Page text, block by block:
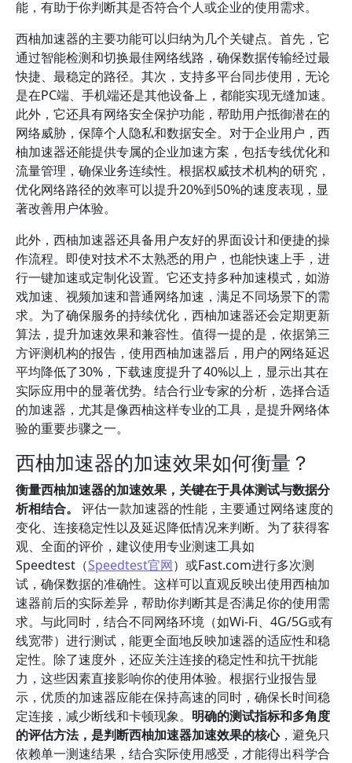
能，有助于你判断其是否符合个人或企业的使用需求。
西柚加速器的主要功能可以归纳为几个关键点。首先，它
通过智能检测和切换最佳网络线路，确保数据传输经过最
快捷、最稳定的路径。其次，支持多平台同步使用，无论
是在PC端、手机端还是其他设备上，都能实现无缝加速。
此外，它还具有网络安全保护功能，帮助用户抵御潜在的
网络威胁，保障个人隐私和数据安全。对于企业用户，西
柚加速器还能提供专属的企业加速方案，包括专线优化和
流量管理，确保业务连续性。根据权威技术机构的研究，
优化网络路径的效率可以提升20%到50%的速度表现，显
著改善用户体验。
此外，西柚加速器还具备用户友好的界面设计和便捷的操
作流程。即使对技术不太熟悉的用户，也能快速上手，进
行一键加速或定制化设置。它还支持多种加速模式，如游
戏加速、视频加速和普通网络加速，满足不同场景下的需
求。为了确保服务的持续优化，西柚加速器还会定期更新
算法，提升加速效果和兼容性。值得一提的是，依据第三
方评测机构的报告，使用西柚加速器后，用户的网络延迟
平均降低了30%，下载速度提升了40%以上，显示出其在
实际应用中的显著优势。结合行业专家的分析，选择合适
的加速器，尤其是像西柚这样专业的工具，是提升网络体
验的重要步骤之一。
西柚加速器的加速效果如何衡量？
衡量西柚加速器的加速效果，关键在于具体测试与数据分
析相结合。
评估一款加速器的性能，主要通过网络速度的
变化、连接稳定性以及延迟降低情况来判断。为了获得客
观、全面的评价，建议使用专业测速工具如
Speedtest（Speedtest官网）或Fast.com进行多次测
试，确保数据的准确性。这样可以直观反映出使用西柚加
速器前后的实际差异，帮助你判断其是否满足你的使用需
求。与此同时，结合不同网络环境（如Wi-Fi、4G/5G或有
线宽带）进行测试，能更全面地反映加速器的适应性和稳
定性。除了速度外，还应关注连接的稳定性和抗干扰能
力，这些因素直接影响你的使用体验。根据行业报告显
示，优质的加速器应能在保持高速的同时，确保长时间稳
定连接，减少断线和卡顿现象。 明确的测试指标和多角度
的评估方法，是判断西柚加速器加速效果的核心，避免只
依赖单一测速结果，结合实际使用感受，才能得出科学合